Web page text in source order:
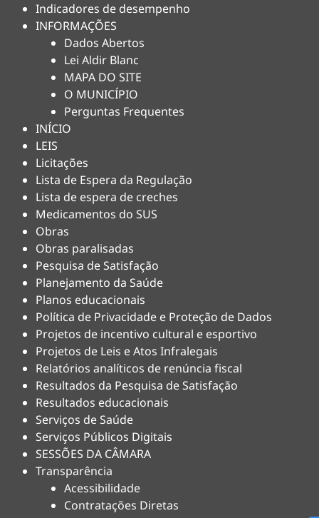
Indicadores de desempenho
INFORMAÇÕES
Dados Abertos
Lei Aldir Blanc
MAPA DO SITE
O MUNICÍPIO
Perguntas Frequentes
INÍCIO
LEIS
Licitações
Lista de Espera da Regulação
Lista de espera de creches
Medicamentos do SUS
Obras
Obras paralisadas
Pesquisa de Satisfação
Planejamento da Saúde
Planos educacionais
Política de Privacidade e Proteção de Dados
Projetos de incentivo cultural e esportivo
Projetos de Leis e Atos Infralegais
Relatórios analíticos de renúncia fiscal
Resultados da Pesquisa de Satisfação
Resultados educacionais
Serviços de Saúde
Serviços Públicos Digitais
SESSÕES DA CÂMARA
Transparência
Acessibilidade
Contratações Diretas